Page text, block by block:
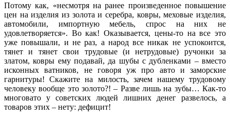
Потому как, «несмотря на ранее произведенное повышение
цен на изделия из золота и серебра, ковры, меховые изделия,
автомобили, импортную мебель, спрос на них не
удовлетворяется». Во как! Оказывается, цены-то на все это
уже повышали, и не раз, а народ все никак не успокоится,
тянет и тянет свои трудовые (и нетрудовые) ручонки за
златом, ковры ему подавай, да шубы с дубленками – вместо
исконных ватников, не говоря уж про авто и заморские
гарнитуры! Скажите на милость, зачем нашему трудовому
человеку вообще это золото?! – Разве лишь на зубы… Как-то
многовато у советских людей лишних денег развелось, а
товаров этих – нету: дефицит!